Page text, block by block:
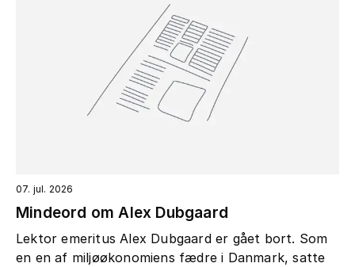
07. jul. 2026
Mindeord om Alex Dubgaard
Lektor emeritus Alex Dubgaard er gået bort. Som
en en af miljøøkonomiens fædre i Danmark, satte